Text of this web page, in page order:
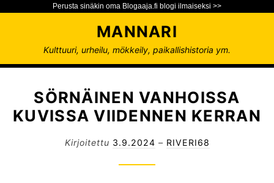
Perusta sinäkin oma Blogaaja.fi blogi ilmaiseksi >>
r
MANNARI
Kulttuuri, urheilu, mökkeily, paikallishistoria ym.
SÖRNÄINEN VANHOISSA
KUVISSA VIIDENNEN KERRAN
Kirjoitettu 3.9.2024 – RIVERI68